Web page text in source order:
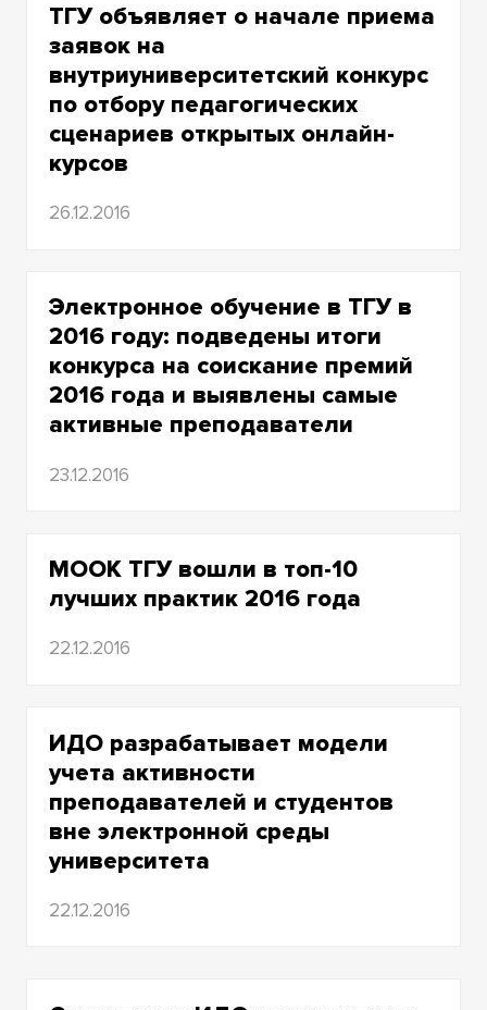
2018
2017
2015
2014
2012
2011
2010
2009
2007
2006
2002
2001
ТГУ объявляет о начале приема
заявок на
внутриуниверситетский конкурс
по отбору педагогических
сценариев открытых онлайн-
курсов
26.12.2016
Электронное обучение в ТГУ в
2016 году: подведены итоги
конкурса на соискание премий
2016 года и выявлены самые
активные преподаватели
23.12.2016
MOOK ТГУ вошли в топ-10
лучших практик 2016 года
22.12.2016
ИДО разрабатывает модели
учета активности
преподавателей и студентов
вне электронной среды
университета
22.12.2016